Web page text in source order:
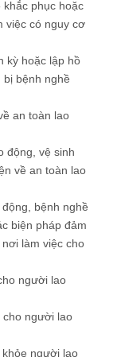
phục hoặc
việc có nguy cơ
kỳ hoặc lập hồ
bệnh nghề
an toàn lao
động, vệ sinh
về an toàn lao
bệnh nghề
biện pháp đảm
làm việc cho
người lao
cho người lao
người lao